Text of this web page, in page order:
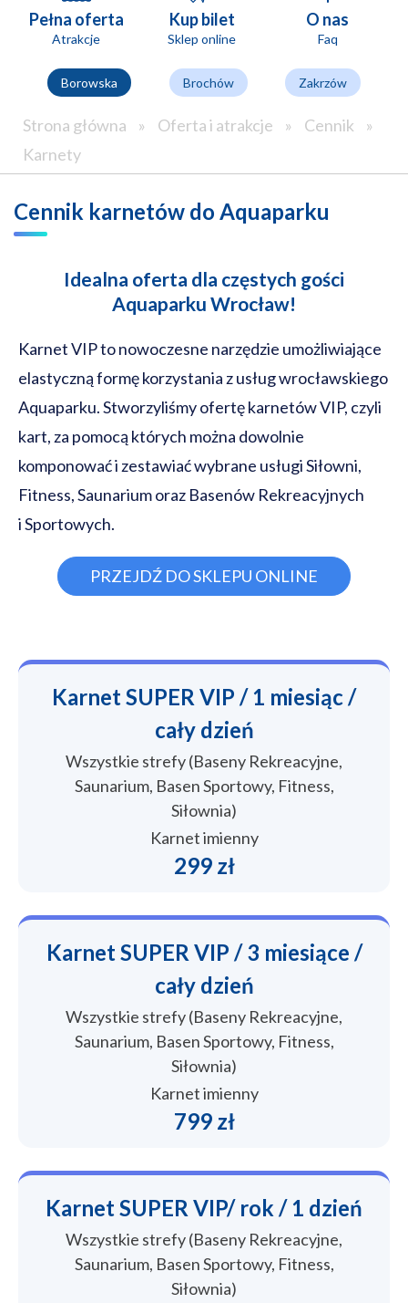
Pełna oferta
Atrakcje
Kup bilet
Sklep online
O nas
Faq
Borowska Brochów Zakrzów
Strona główna » Oferta i atrakcje » Cennik
»
Karnety
Cennik karnetów do Aquaparku
Idealna oferta dla częstych gości
Aquaparku Wrocław!
Karnet VIP to nowoczesne narzędzie umożliwiające
elastyczną formę korzystania z usług wrocławskiego
Aquaparku. Stworzyliśmy ofertę karnetów VIP, czyli
kart, za pomocą których można dowolnie
komponować i zestawiać wybrane usługi Siłowni,
Fitness, Saunarium oraz Basenów Rekreacyjnych
i Sportowych.
PRZEJDŹ DO SKLEPU ONLINE
Karnet SUPER VIP / 1 miesiąc /
cały dzień
Wszystkie strefy (Baseny Rekreacyjne,
Saunarium, Basen Sportowy, Fitness,
Siłownia)
Karnet imienny
299 zł
Karnet SUPER VIP / 3 miesiące /
cały dzień
Wszystkie strefy (Baseny Rekreacyjne,
Saunarium, Basen Sportowy, Fitness,
Siłownia)
Karnet imienny
799 zł
Karnet SUPER VIP/ rok / 1 dzień
Wszystkie strefy (Baseny Rekreacyjne,
Saunarium, Basen Sportowy, Fitness,
Siłownia)